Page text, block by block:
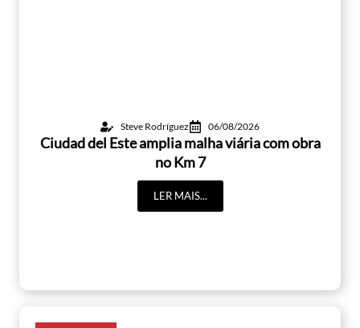
Steve Rodríguez 06/08/2026
Ciudad del Este amplia malha viária com obra
no Km 7
LER MAIS...